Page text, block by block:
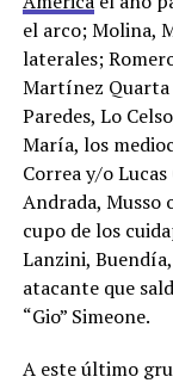
el arco; Molina,
laterales;
Martínez Quarta
Paredes, Lo
María, los
Correa y/o Lucas
Andrada, Musso
cupo de los
Lanzini,
atacante que
“Gio” Simeone.
A este último